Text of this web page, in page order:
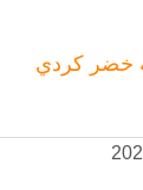
خضر كردي